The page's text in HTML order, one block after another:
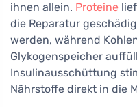
ihnen allein. Proteine
die Reparatur
werden, während
Glykogenspeicher
Insulinausschüttung
Nährstoffe direkt in die